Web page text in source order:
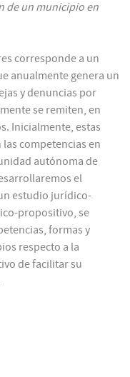
de un municipio en
corresponde a un
anualmente genera un
y denuncias por
se remiten, en
Inicialmente, estas
competencias en
autónoma de
el
estudio jurídico-
propositivo, se
formas y
respecto a la
de facilitar su